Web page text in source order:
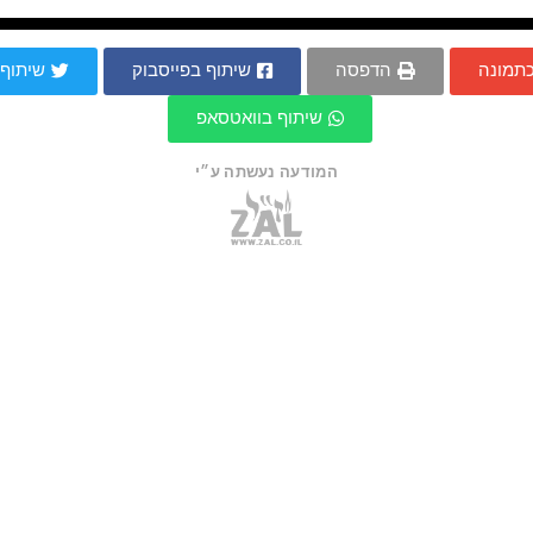
הדפסה שיתוף בפייסבוק
שיתוף בוואטסאפ
המודעה נעשתה ע״י